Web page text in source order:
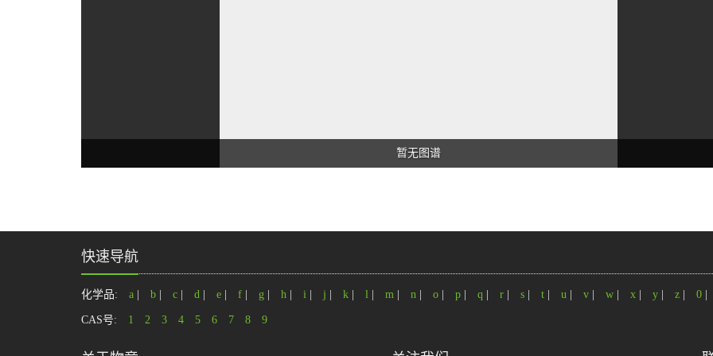
暂无图谱
快速导航
化学品: a b c d e f g h i j k l m n o p q r s t u v w x y z 0
CAS号: 1 2 3 4 5 6 7 8 9